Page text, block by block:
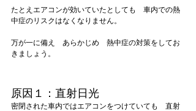
たとえエアコンが効いていたとしても　車内での熱
中症のリスクはなくなりません。
万が一に備え　あらかじめ　熱中症の対策をしてお
原因１：直射日光
密閉された車内ではエアコンをつけていても　直射